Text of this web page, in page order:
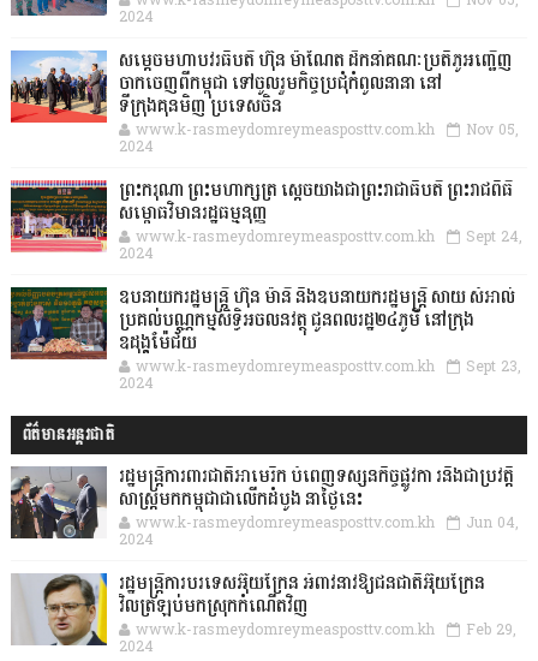
2024
សម្តេចមហាបវរធិបតី ហ៊ុន ម៉ាណែត ដឹកនាំគណៈប្រតិភូអញ្ជើញ
ចាកចេញពីកម្ពុជា ទៅចូលរួមកិច្ចប្រជុំកំពូលនានា នៅ
ទីក្រុងគុនមិញ ប្រទេសចិន
www.k-rasmeydomreymeasposttv.com.kh Nov 05,
2024
ព្រះករុណា ព្រះមហាក្សត្រ ស្តេចយាងជាព្រះរាជាធិបតី ព្រះរាជពិធី
សម្ពោធវិមានរដ្ឋធម្មនុញ្ញ
www.k-rasmeydomreymeasposttv.com.kh Sept 24,
2024
ឧបនាយករដ្ឋមន្ដ្រី ហ៊ុន ម៉ានី និងឧបនាយករដ្ឋមន្ដ្រី សាយ សំអាល់
ប្រគល់បណ្ណកម្មសិទ្ធិអចលនវត្ថុ ជូនពលរដ្ឋ២៤ភូមិ នៅក្រុង
ឧដុង្គម៉ែជ័យ
www.k-rasmeydomreymeasposttv.com.kh Sept 23,
2024
ព័ត៌មានអន្តរជាតិ
រដ្ឋមន្រ្តីការពារជាតិអាមេរិក បំពេញទស្សនកិច្ចផ្លូវកា រនិងជាប្រវត្តិ
សាស្រ្តមកកម្ពុជាជាលើកដំបូង នាថ្ងៃនេះ
www.k-rasmeydomreymeasposttv.com.kh Jun 04,
2024
រដ្ឋមន្ត្រីការបរទេសអ៊ុយក្រែន អំពាវនាវឱ្យជនជាតិអ៊ុយក្រែន
វិលត្រឡប់មកស្រុកកំណើតវិញ
www.k-rasmeydomreymeasposttv.com.kh Feb 29,
2024